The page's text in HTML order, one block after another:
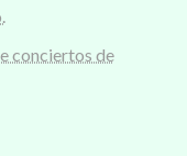
conciertos de